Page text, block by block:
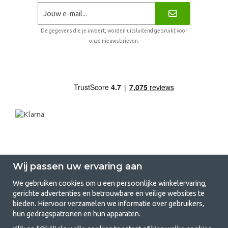
De gegevens die je invoert, worden uitsluitend gebruikt voor
onze nieuwsbrieven.
GetCamping.nl - Jouw winkel voor
kamperen en buitenleven
Wij passen uw ervaring aan
We gebruiken cookies om u een persoonlijke winkelervaring,
gerichte advertenties en betrouwbare en veilige websites te
bieden. Hiervoor verzamelen we informatie over gebruikers,
hun gedragspatronen en hun apparaten.